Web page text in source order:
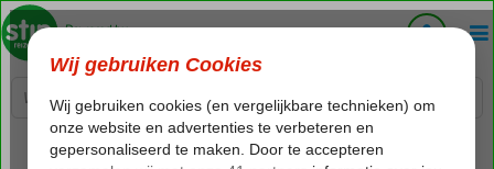
Voelt als thuiskomen...